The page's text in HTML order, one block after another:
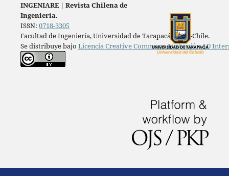
INGENIARE | Revista Chilena de
Ingeniería.
ISSN: 0718-3305
Facultad de Ingeniería, Universidad de Tarapacá, Arica-Chile.
Se distribuye bajo Licencia Creative Commons Atribución 4.0